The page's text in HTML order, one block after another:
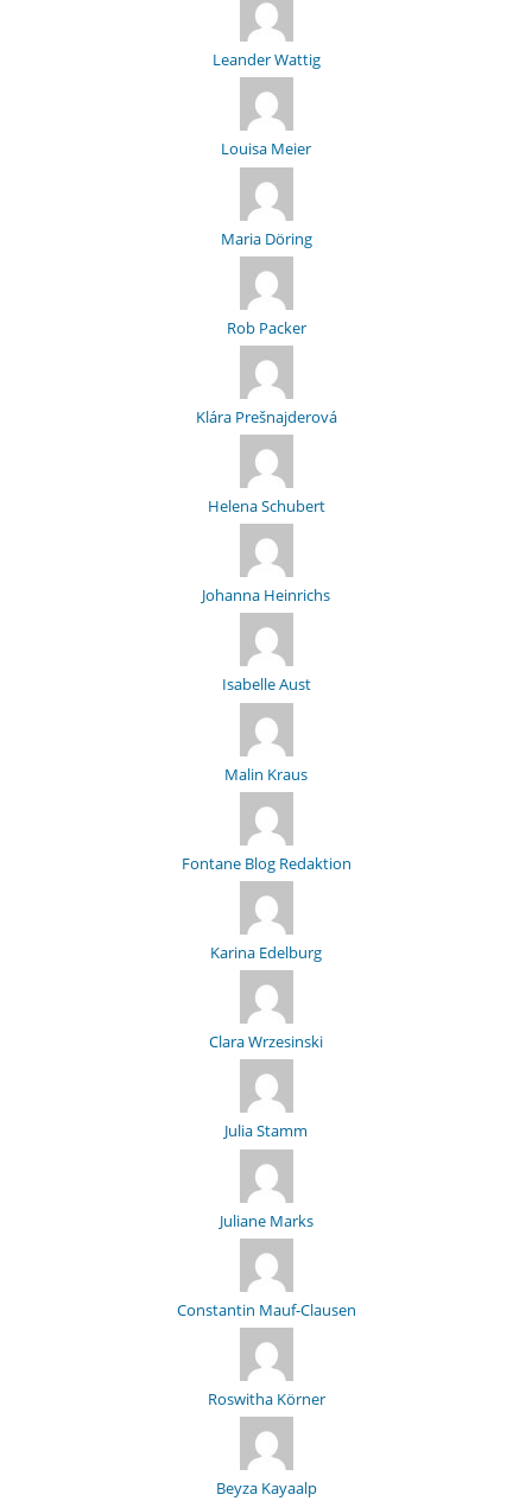
Leander Wattig
Louisa Meier
Maria Döring
Rob Packer
Klára Prešnajderová
Helena Schubert
Johanna Heinrichs
Isabelle Aust
Malin Kraus
Fontane Blog Redaktion
Karina Edelburg
Clara Wrzesinski
Julia Stamm
Juliane Marks
Constantin Mauf-Clausen
Roswitha Körner
Beyza Kayaalp